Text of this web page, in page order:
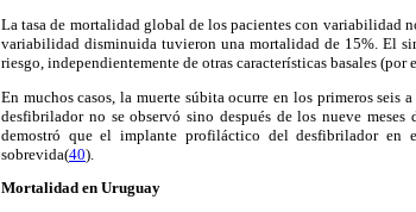
La tasa de mortalidad global de los pacientes con variabilidad
variabilidad disminuida tuvieron una mortalidad de 15%. El
riesgo, independientemente de otras características basales
En muchos casos, la muerte súbita ocurre en los primeros seis
desfibrilador no se observó sino después de los nueve meses
demostró que el implante profiláctico del desfibrilador en
sobrevida(40).
Mortalidad en Uruguay